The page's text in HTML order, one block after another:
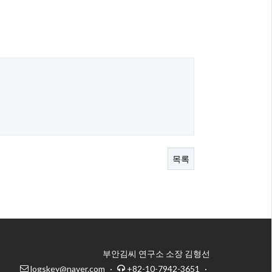
목록
부안김씨 연구소 소장 김형선
logskey@naver.com · +82-10-7942-3651 ·